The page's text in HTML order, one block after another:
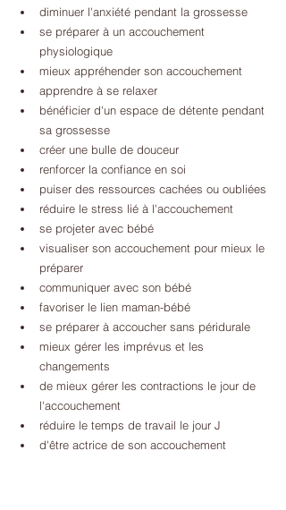
diminuer l'anxiété pendant la grossesse
se préparer à un accouchement
physiologique
mieux appréhender son accouchement
apprendre à se relaxer
bénéficier d'un espace de détente pendant
sa grossesse
créer une bulle de douceur
renforcer la confiance en soi
puiser des ressources cachées ou oubliées
réduire le stress lié à l'accouchement
se projeter avec bébé
visualiser son accouchement pour mieux le
préparer
communiquer avec son bébé
favoriser le lien maman-bébé
se préparer à accoucher sans péridurale
mieux gérer les imprévus et les
changements
de mieux gérer les contractions le jour de
l'accouchement
réduire le temps de travail le jour J
d'être actrice de son accouchement